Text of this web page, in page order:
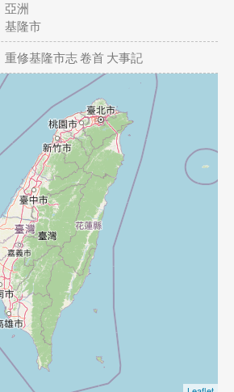
亞洲
基隆市
重修基隆市志 卷首 大事記